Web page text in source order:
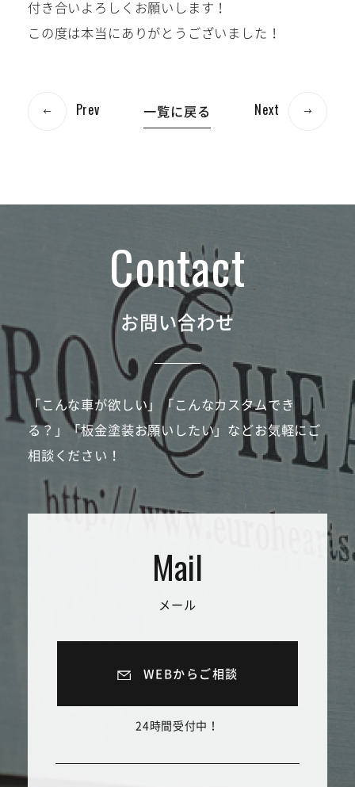
付き合いよろしくお願いします！
この度は本当にありがとうございました！
Prev 一覧に戻る Next
お問い合わせ
「こんな車が欲しい」「こんなカスタムでき
る？」「板金塗装お願いしたい」などお気軽にご
相談ください！
メール
WEBからご相談
24時間受付中！